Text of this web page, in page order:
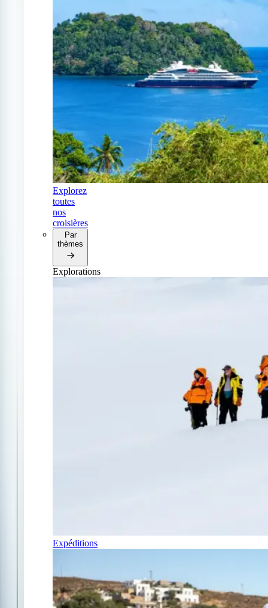
Explorez
toutes
nos
croisières
Par
thèmes
Explorations
Expéditions